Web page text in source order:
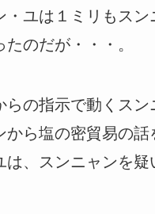
・ユは１ミリもスン
のだが・・・。
らの指示で動くスン
から塩の密貿易の
は、スンニャンを疑